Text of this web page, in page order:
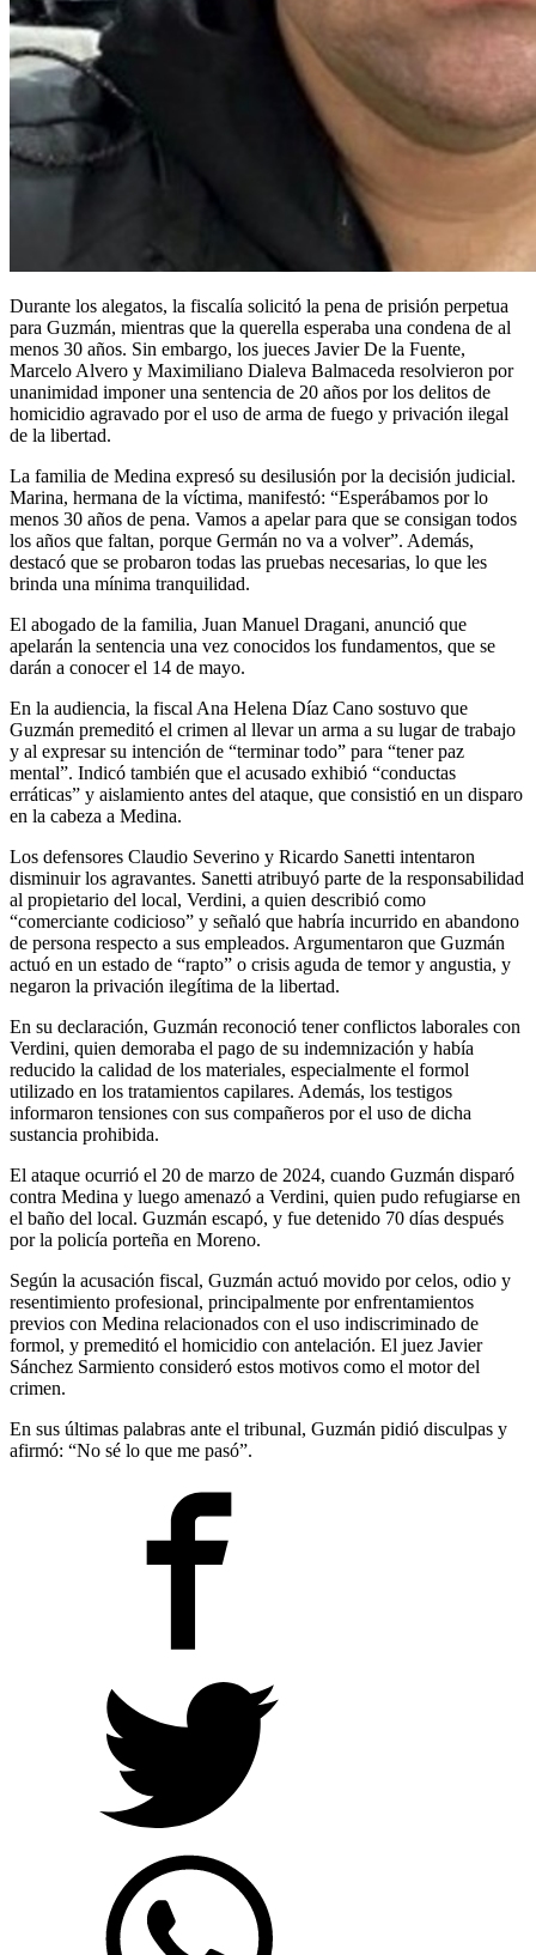
Durante los alegatos, la fiscalía solicitó la pena de prisión perpetua
para Guzmán, mientras que la querella esperaba una condena de al
menos 30 años. Sin embargo, los jueces Javier De la Fuente,
Marcelo Alvero y Maximiliano Dialeva Balmaceda resolvieron por
unanimidad imponer una sentencia de 20 años por los delitos de
homicidio agravado por el uso de arma de fuego y privación ilegal
de la libertad.
La familia de Medina expresó su desilusión por la decisión judicial.
Marina, hermana de la víctima, manifestó: “Esperábamos por lo
menos 30 años de pena. Vamos a apelar para que se consigan todos
los años que faltan, porque Germán no va a volver”. Además,
destacó que se probaron todas las pruebas necesarias, lo que les
brinda una mínima tranquilidad.
El abogado de la familia, Juan Manuel Dragani, anunció que
apelarán la sentencia una vez conocidos los fundamentos, que se
darán a conocer el 14 de mayo.
En la audiencia, la fiscal Ana Helena Díaz Cano sostuvo que
Guzmán premeditó el crimen al llevar un arma a su lugar de trabajo
y al expresar su intención de “terminar todo” para “tener paz
mental”. Indicó también que el acusado exhibió “conductas
erráticas” y aislamiento antes del ataque, que consistió en un disparo
en la cabeza a Medina.
Los defensores Claudio Severino y Ricardo Sanetti intentaron
disminuir los agravantes. Sanetti atribuyó parte de la responsabilidad
al propietario del local, Verdini, a quien describió como
“comerciante codicioso” y señaló que habría incurrido en abandono
de persona respecto a sus empleados. Argumentaron que Guzmán
actuó en un estado de “rapto” o crisis aguda de temor y angustia, y
negaron la privación ilegítima de la libertad.
En su declaración, Guzmán reconoció tener conflictos laborales con
Verdini, quien demoraba el pago de su indemnización y había
reducido la calidad de los materiales, especialmente el formol
utilizado en los tratamientos capilares. Además, los testigos
informaron tensiones con sus compañeros por el uso de dicha
sustancia prohibida.
El ataque ocurrió el 20 de marzo de 2024, cuando Guzmán disparó
contra Medina y luego amenazó a Verdini, quien pudo refugiarse en
el baño del local. Guzmán escapó, y fue detenido 70 días después
por la policía porteña en Moreno.
Según la acusación fiscal, Guzmán actuó movido por celos, odio y
resentimiento profesional, principalmente por enfrentamientos
previos con Medina relacionados con el uso indiscriminado de
formol, y premeditó el homicidio con antelación. El juez Javier
Sánchez Sarmiento consideró estos motivos como el motor del
crimen.
En sus últimas palabras ante el tribunal, Guzmán pidió disculpas y
afirmó: “No sé lo que me pasó”.